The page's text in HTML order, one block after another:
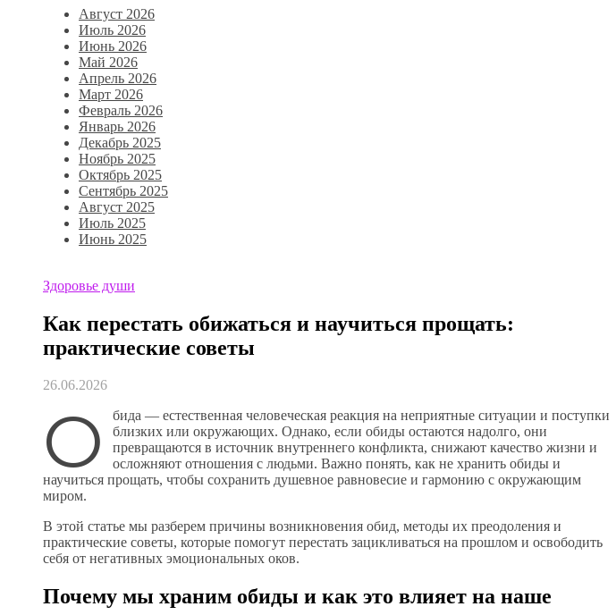
Август 2026
Июль 2026
Июнь 2026
Май 2026
Апрель 2026
Март 2026
Февраль 2026
Январь 2026
Декабрь 2025
Ноябрь 2025
Октябрь 2025
Сентябрь 2025
Август 2025
Июль 2025
Июнь 2025
Здоровье души
Как перестать обижаться и научиться прощать:
практические советы
26.06.2026
О
бида — естественная человеческая реакция на неприятные ситуации и поступки
близких или окружающих. Однако, если обиды остаются надолго, они
превращаются в источник внутреннего конфликта, снижают качество жизни и
осложняют отношения с людьми. Важно понять, как не хранить обиды и
научиться прощать, чтобы сохранить душевное равновесие и гармонию с окружающим
миром.
В этой статье мы разберем причины возникновения обид, методы их преодоления и
практические советы, которые помогут перестать зацикливаться на прошлом и освободить
себя от негативных эмоциональных оков.
Почему мы храним обиды и как это влияет на наше